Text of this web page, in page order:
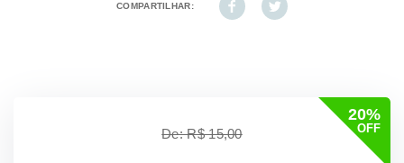
COMPARTILHAR:
20%
OFF
De: R$ 15,00